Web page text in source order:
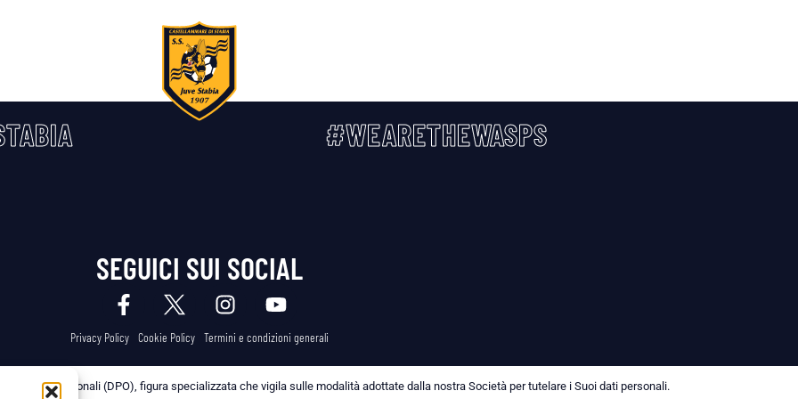
#WEARETHEWASPS
SEGUICI SUI SOCIAL
Privacy Policy Cookie Policy Termini e condizioni generali
dei Dati Personali (DPO), figura specializzata che vigila sulle modalità adottate dalla nostra Società per tutelare i Suoi dati personali.